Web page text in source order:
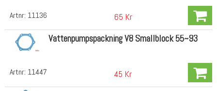
Artnr: 11136 65 Kr
Artnr: 11447
Vattenpumpspackning V8 Smallblock 55~93
45 Kr